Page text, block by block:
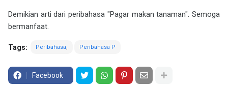
Demikian arti dari peribahasa "Pagar makan tanaman". Semoga
bermanfaat.
Tags: Peribahasa Peribahasa P
Facebook